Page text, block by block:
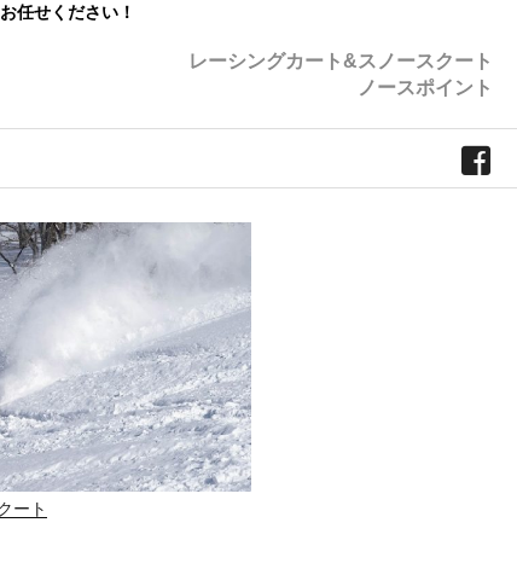
任せください！
レーシングカート&スノースクート
ノースポイント
ート